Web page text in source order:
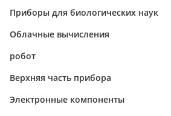
Приборы для биологических наук
Облачные вычисления
робот
Верхняя часть прибора
Электронные компоненты